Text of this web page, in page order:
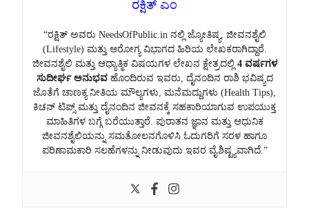
ರಕ್ಷಿತ್ ಎಂ
“ರಕ್ಷಿತ್ ಅವರು NeedsOfPublic.in ನಲ್ಲಿ ಜ್ಯೋತಿಷ್ಯ, ಜೀವನಶೈಲಿ
(Lifestyle) ಮತ್ತು ಆರೋಗ್ಯ ವಿಭಾಗದ ಹಿರಿಯ ಲೇಖಕರಾಗಿದ್ದಾರೆ.
ಜೀವನಶೈಲಿ ಮತ್ತು ಆಧ್ಯಾತ್ಮಿಕ ವಿಷಯಗಳ ಲೇಖನ ಕ್ಷೇತ್ರದಲ್ಲಿ 4 ವರ್ಷಗಳ
ಸುದೀರ್ಘ ಅನುಭವಹೊಂದಿರುವ ಇವರು, ದೈನಂದಿನ ರಾಶಿ ಭವಿಷ್ಯದ
ಜೊತೆಗೆ ಚಾಣಕ್ಯ ನೀತಿಯ ಮೌಲ್ಯಗಳು, ಮನೆಮದ್ದುಗಳು (Health Tips),
ಕಿಚನ್ ಟಿಪ್ಸ್ ಮತ್ತು ದೈನಂದಿನ ಜೀವನಕ್ಕೆ ಸಹಕಾರಿಯಾಗುವ ಉಪಯುಕ್ತ
ಮಾಹಿತಿಗಳ ಬಗ್ಗೆ ಬರೆಯುತ್ತಾರೆ. ಪುರಾತನ ಜ್ಞಾನ ಮತ್ತು ಆಧುನಿಕ
ಜೀವನಶೈಲಿಯನ್ನು ಸಮತೋಲನಗೊಳಿಸಿ ಓದುಗರಿಗೆ ಸರಳ ಹಾಗೂ
ಪರಿಣಾಮಕಾರಿ ಸಲಹೆಗಳನ್ನು ನೀಡುವುದು ಇವರ ವೈಶಿಷ್ಟ್ಯವಾಗಿದೆ.”